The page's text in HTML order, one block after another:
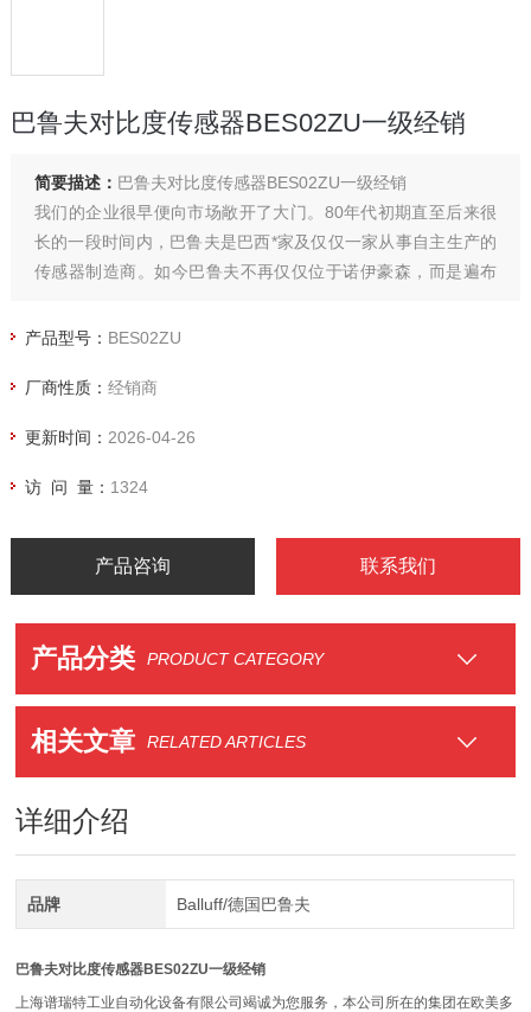
巴鲁夫对比度传感器BES02ZU一级经销
简要描述： 巴鲁夫对比度传感器BES02ZU一级经销
我们的企业很早便向市场敞开了大门。80年代初期直至后来很
长的一段时间内，巴鲁夫是巴西*家及仅仅一家从事自主生产的
传感器制造商。如今巴鲁夫不再仅仅位于诺伊豪森，而是遍布
及地区。这能够更好地理解并服务我们的客户。
产品型号： BES02ZU
厂商性质： 经销商
更新时间： 2026-04-26
访 问 量： 1324
产品咨询 联系我们
产品分类 PRODUCT CATEGORY
相关文章 RELATED ARTICLES
详细介绍
品牌 Balluff/德国巴鲁夫
巴鲁夫对比度传感器BES02ZU一级经销
上海谱瑞特工业自动化设备有限公司竭诚为您服务，本公司所在的集团在欧美多